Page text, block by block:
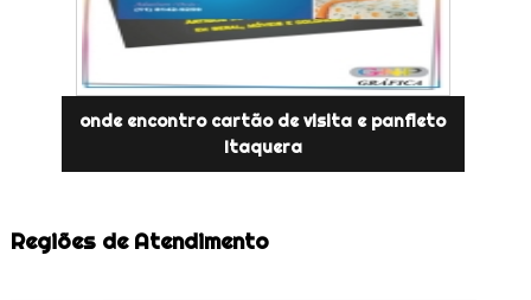
onde encontro cartão de visita e panfleto
Itaquera
Regiões de Atendimento